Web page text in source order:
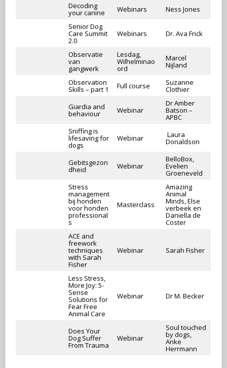
Decoding
your canine Webinars
Ness Jones
Senior Dog
Care Summit
2.0
Webinars Dr. Ava Frick
Observatie
van
gangwerk
Lesdag,
Wilhelminao
ord
Marcel
Nijland
Observation
Skills – part 1 Full course Suzanne
Clothier
Giardia and
behaviour Webinar
Dr Amber
Batson –
APBC
Sniffing is
lifesaving for
dogs
Webinar Laura
Donaldson
Gebitsgezon
dheid Webinar
BelloBox,
Evelien
Groeneveld
Stress
management
bij honden
voor honden
professional
s
Masterclass
Amazing
Animal
Minds, Else
verbeek en
Daniella de
Coster
ACE and
freework
techniques
with Sarah
Fisher
Webinar Sarah Fisher
Less Stress,
More Joy: 5-
Sense
Solutions for
Fear Free
Animal Care
Webinar Dr M. Becker
Does Your
Dog Suffer
From Trauma
Webinar
Soul touched
by dogs,
Anke
Herrmann